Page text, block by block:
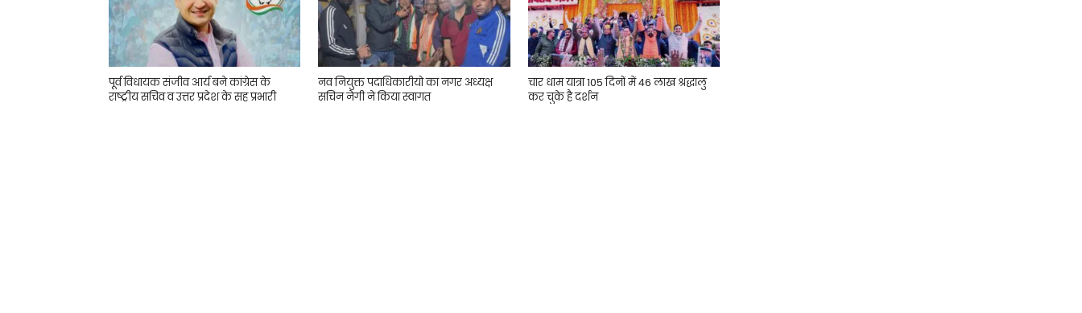
पूर्व विधायक संजीव आर्य बने कांग्रेस के
राष्ट्रीय सचिव व उत्तर प्रदेश के सह प्रभारी
नव नियुक्त पदाधिकारीयो का नगर अध्यक्ष
सचिन नेगी ने किया स्वागत
चार धाम यात्रा 105 दिनों में 46 लाख श्रद्धालु
कर चुके है दर्शन